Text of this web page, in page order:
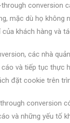
conversion
mặc dù họ
khách hàng và
các nhà
và tiếp tục thực
đặt cookie trên
conversion
và những yếu tố